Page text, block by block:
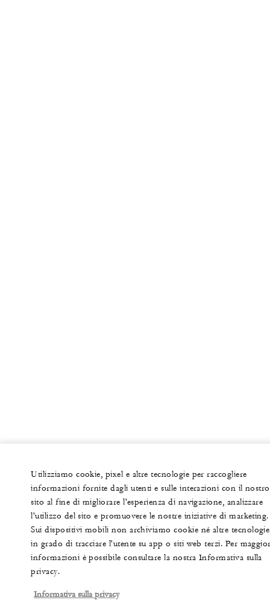
Utilizziamo cookie, pixel e altre tecnologie per raccogliere
informazioni fornite dagli utenti e sulle interazioni con il nostro
sito al fine di migliorare l'esperienza di navigazione, analizzare
l'utilizzo del sito e promuovere le nostre iniziative di marketing.
Sui dispositivi mobili non archiviamo cookie né altre tecnologie
in grado di tracciare l'utente su app o siti web terzi. Per
informazioni è possibile consultare la nostra Informativa sulla
privacy.
Informativa sulla privacy